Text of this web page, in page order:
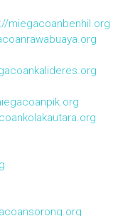
miegacoanbenhil.org